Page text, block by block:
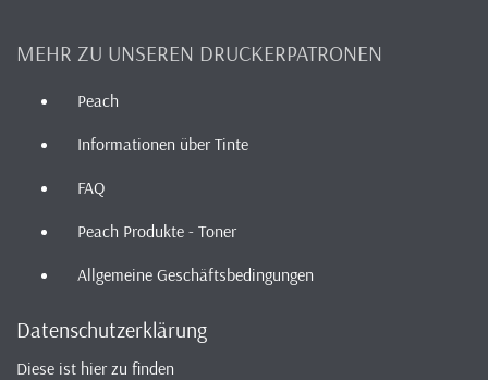
MEHR ZU UNSEREN DRUCKERPATRONEN
Peach
Informationen über Tinte
FAQ
Peach Produkte - Toner
Allgemeine Geschäftsbedingungen
Datenschutzerklärung
Diese ist hier zu finden